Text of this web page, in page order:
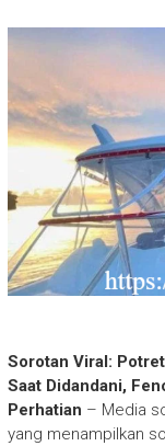
Sorotan Viral:
Saat Didandani,
Perhatian – Media
yang menampilkan